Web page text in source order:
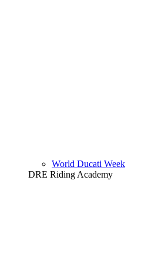
World Ducati Week
DRE Riding Academy